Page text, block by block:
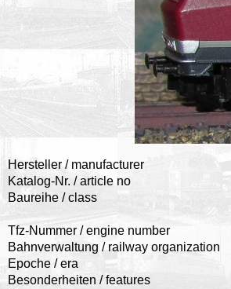
Hersteller / manufacturer
Katalog-Nr. / article no
Baureihe / class
Tfz-Nummer / engine number
Bahnverwaltung / railway organization
Epoche / era
Besonderheiten / features